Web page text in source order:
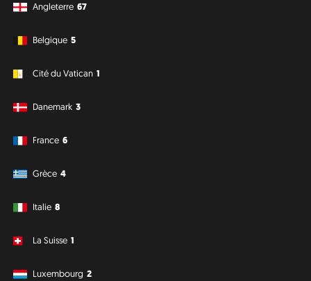
Angleterre 67
Belgique 5
Cité du Vatican 1
Danemark 3
France 6
Grèce 4
Italie 8
La Suisse 1
Luxembourg 2